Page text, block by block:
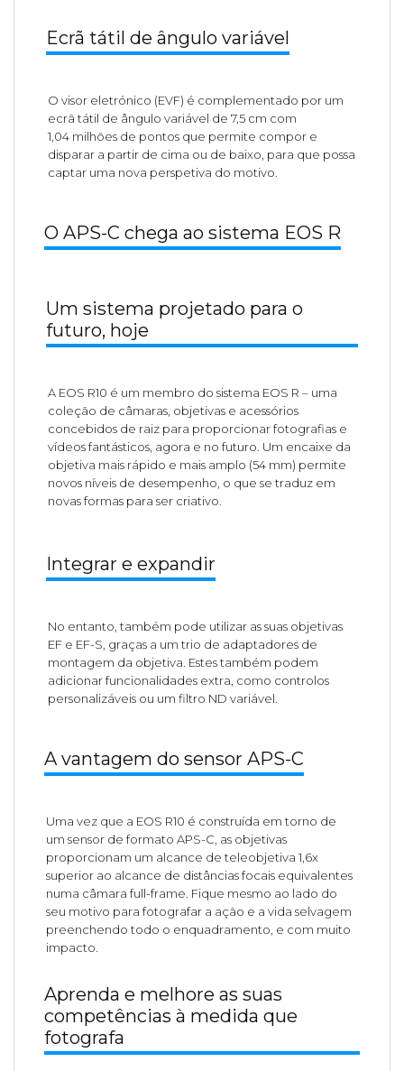
Ecrã tátil de ângulo variável
O visor eletrónico (EVF) é complementado por um
ecrã tátil de ângulo variável de 7,5 cm com
1,04 milhões de pontos que permite compor e
disparar a partir de cima ou de baixo, para que possa
captar uma nova perspetiva do motivo.
O APS-C chega ao sistema EOS R
Um sistema projetado para o
futuro, hoje
A EOS R10 é um membro do sistema EOS R – uma
coleção de câmaras, objetivas e acessórios
concebidos de raiz para proporcionar fotografias e
vídeos fantásticos, agora e no futuro. Um encaixe da
objetiva mais rápido e mais amplo (54 mm) permite
novos níveis de desempenho, o que se traduz em
novas formas para ser criativo.
Integrar e expandir
No entanto, também pode utilizar as suas objetivas
EF e EF-S, graças a um trio de adaptadores de
montagem da objetiva. Estes também podem
adicionar funcionalidades extra, como controlos
personalizáveis ou um filtro ND variável.
A vantagem do sensor APS-C
Uma vez que a EOS R10 é construída em torno de
um sensor de formato APS-C, as objetivas
proporcionam um alcance de teleobjetiva 1,6x
superior ao alcance de distâncias focais equivalentes
numa câmara full-frame. Fique mesmo ao lado do
seu motivo para fotografar a ação e a vida selvagem
preenchendo todo o enquadramento, e com muito
impacto.
Aprenda e melhore as suas
competências à medida que
fotografa